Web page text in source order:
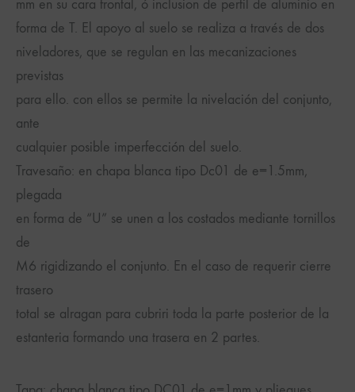
mm en su cara frontal, ó inclusion de perfil de aluminio en
forma de T. El apoyo al suelo se realiza a través de dos
niveladores, que se regulan en las mecanizaciones
previstas
para ello. con ellos se permite la nivelación del conjunto,
ante
cualquier posible imperfección del suelo.
Travesaño: en chapa blanca tipo Dc01 de e=1.5mm,
plegada
en forma de “U” se unen a los costados mediante tornillos
de
M6 rigidizando el conjunto. En el caso de requerir cierre
trasero
total se alragan para cubriri toda la parte posterior de la
estanteria formando una trasera en 2 partes.